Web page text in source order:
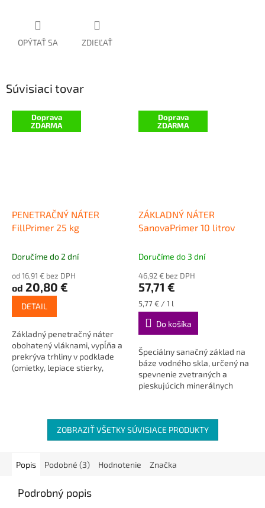
OPÝTAŤ SA ZDIEĽAŤ
Súvisiaci tovar
Doprava
ZDARMA
PENETRAČNÝ NÁTER
FillPrimer 25 kg
Doručíme do 2 dní
od 16,91 € bez DPH
od 20,80 €
DETAIL
Základný penetračný náter
obohatený vláknami, vypĺňa a
prekrýva trhliny v podklade
(omietky, lepiace stierky,
Doprava
ZDARMA
ZÁKLADNÝ NÁTER
SanovaPrimer 10 litrov
Doručíme do 3 dní
46,92 € bez DPH
57,71 €
Jednotková
cena:
5,77 € / 1 l
Do košíka
Špeciálny sanačný základ na
báze vodného skla, určený na
spevnenie zvetraných a
pieskujúcich minerálnych
ZOBRAZIŤ VŠETKY SÚVISIACE PRODUKTY
Popis Podobné (3) Hodnotenie Značka
Podrobný popis